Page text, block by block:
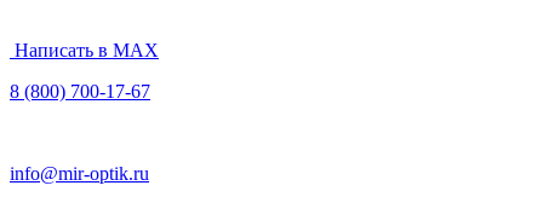
Написать в MAX
8 (800) 700-17-67
info@mir-optik.ru